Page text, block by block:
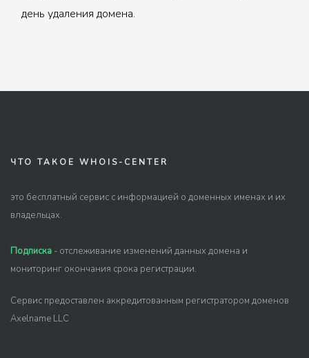
день удаления домена.
ЧТО ТАКОЕ WHOIS-CENTER
это бесплатный сервис с информацией о доменных именах и их
владельцах.
Подписка - отслеживание изменений данных домена и
мониторинг окончания срока регистрации.
Сервис предоставлен аккредитованным регистратором доменов
Axelname LLC